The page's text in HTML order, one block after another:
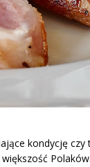
kondycję czy